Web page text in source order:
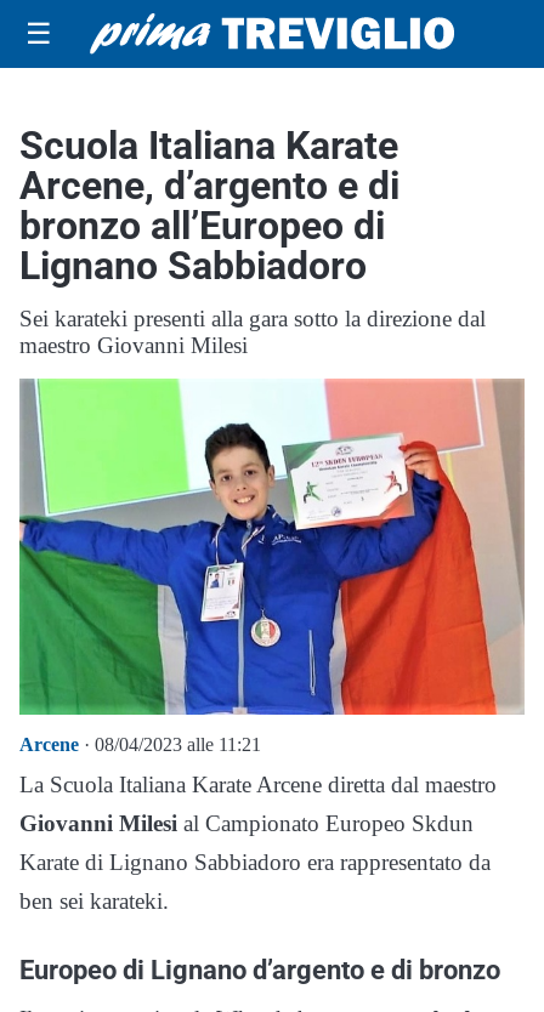
☰
Scuola Italiana Karate
Arcene, d’argento e di
bronzo all’Europeo di
Lignano Sabbiadoro
Sei karateki presenti alla gara sotto la direzione dal
maestro Giovanni Milesi
Arcene · 08/04/2023 alle 11:21
La Scuola Italiana Karate Arcene diretta dal maestro
Giovanni Milesi al Campionato Europeo Skdun
Karate di Lignano Sabbiadoro era rappresentato da
ben sei karateki.
Europeo di Lignano d’argento e di bronzo